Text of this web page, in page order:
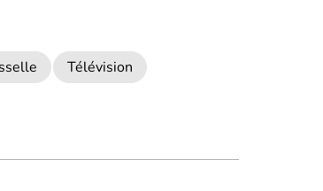
Télévision